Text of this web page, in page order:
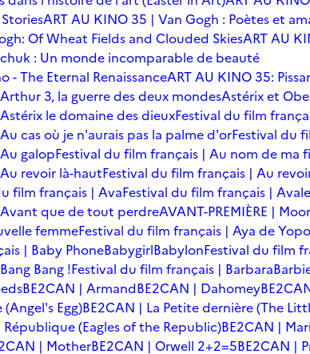
ART AU KINO 35 | Van Gogh : Poètes et
Of Wheat Fields and Clouded SkiesART AU
: Un monde incomparable de beauté
- The Eternal RenaissanceART AU KINO 35:
3, la guerre des deux mondesAstérix et
le domaine des dieuxFestival du film
cas où je n'aurais pas la palme d'orFestival du
galopFestival du film français | Au nom de ma
revoir là-hautFestival du film français | Au
film français | AvaFestival du film français |
que de tout perdreAVANT-PREMIÈRE |
femmeFestival du film français | Aya de
| Baby PhoneBabygirlBabylonFestival du film
Bang !Festival du film français | Barbara
BE2CAN | ArmandBE2CAN | Dahomey
Egg)BE2CAN | La Petite dernière (The
République (Eagles of the Republic)BE2CAN |
| MotherBE2CAN | Orwell 2+2=5BE2CAN |